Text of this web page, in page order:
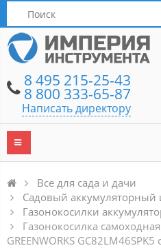
8 495 215-25-43
8 800 333-65-87
Написать директору
Все для сада и дачи
Садовый аккумуляторный
Газонокосилки
Газонокосилка
GREENWORKS